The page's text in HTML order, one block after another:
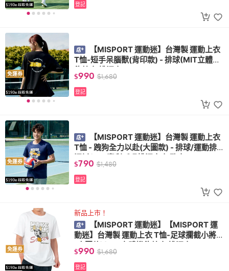
登記
免運券
【MISPORT 運動迷】台灣製 運動上衣
T恤-短手呆腦獸(背印款) - 排球(MIT立體機
$990 $1,680
登記
免運券
【MISPORT 運動迷】台灣製 運動上衣
T恤 - 跩狗全力以赴(大圖款) - 排球/運動排
$790 $1,480
登記
免運券
新品上市！
【MISPORT 運動迷】【MISPORT 運
動迷】台灣製 運動上衣 T恤-足球攔截小將
$990 $1,680
登記